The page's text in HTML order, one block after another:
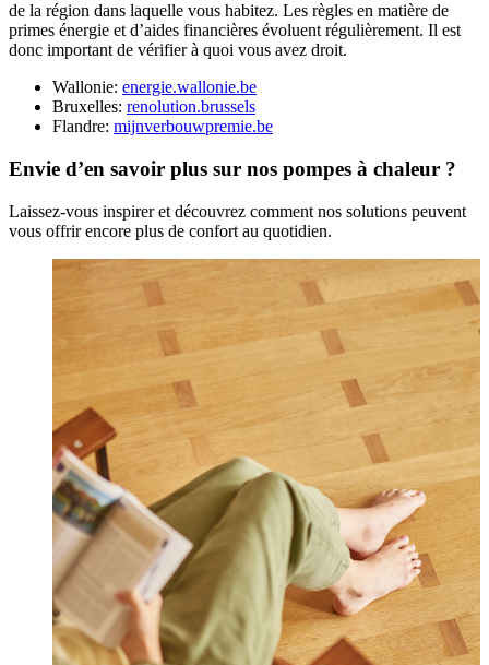
de la région dans laquelle vous habitez. Les règles en matière de
primes énergie et d’aides financières évoluent régulièrement. Il est
donc important de vérifier à quoi vous avez droit.
Wallonie: energie.wallonie.be
Bruxelles: renolution.brussels
Flandre: mijnverbouwpremie.be
Envie d’en savoir plus sur nos pompes à chaleur ?
Laissez-vous inspirer et découvrez comment nos solutions peuvent
vous offrir encore plus de confort au quotidien.